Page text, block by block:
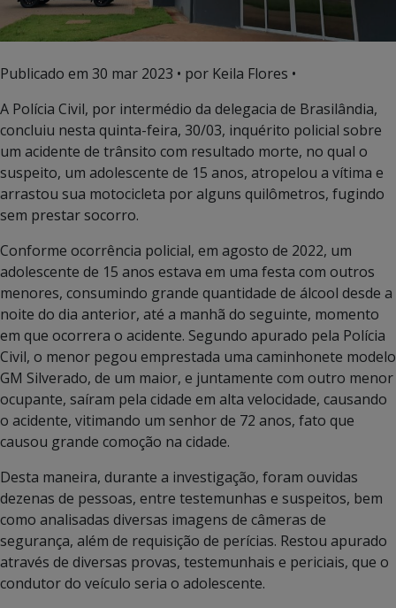
Publicado em 30 mar 2023 • por Keila Flores •
A Polícia Civil, por intermédio da delegacia de Brasilândia,
concluiu nesta quinta-feira, 30/03, inquérito policial sobre
um acidente de trânsito com resultado morte, no qual o
suspeito, um adolescente de 15 anos, atropelou a vítima e
arrastou sua motocicleta por alguns quilômetros, fugindo
sem prestar socorro.
Conforme ocorrência policial, em agosto de 2022, um
adolescente de 15 anos estava em uma festa com outros
menores, consumindo grande quantidade de álcool desde a
noite do dia anterior, até a manhã do seguinte, momento
em que ocorrera o acidente. Segundo apurado pela Polícia
Civil, o menor pegou emprestada uma caminhonete modelo
GM Silverado, de um maior, e juntamente com outro menor
ocupante, saíram pela cidade em alta velocidade, causando
o acidente, vitimando um senhor de 72 anos, fato que
causou grande comoção na cidade.
Desta maneira, durante a investigação, foram ouvidas
dezenas de pessoas, entre testemunhas e suspeitos, bem
como analisadas diversas imagens de câmeras de
segurança, além de requisição de perícias. Restou apurado
através de diversas provas, testemunhais e periciais, que o
condutor do veículo seria o adolescente.